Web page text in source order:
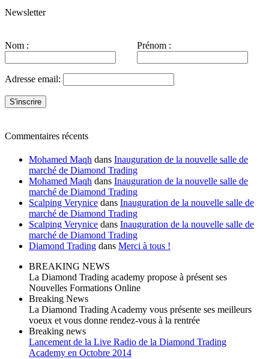
Newsletter
Nom : Prénom :
Adresse email:
Commentaires récents
Mohamed Maqh dans Inauguration de la nouvelle salle de
marché de Diamond Trading
Mohamed Maqh dans Inauguration de la nouvelle salle de
marché de Diamond Trading
Scalping Verynice dans Inauguration de la nouvelle salle de
marché de Diamond Trading
Scalping Verynice dans Inauguration de la nouvelle salle de
marché de Diamond Trading
Diamond Trading dans Merci à tous !
BREAKING NEWS
La Diamond Trading academy propose à présent ses
Nouvelles Formations Online
Breaking News
La Diamond Trading Academy vous présente ses meilleurs
voeux et vous donne rendez-vous à la rentrée
Breaking news
Lancement de la Live Radio de la Diamond Trading
Academy en Octobre 2014